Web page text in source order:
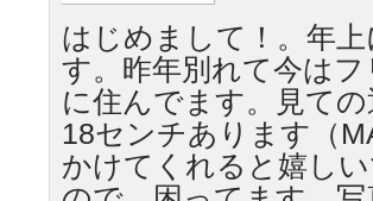
はじめまして！。年
す。昨年別れて今は
に住んでます。見て
18センチあります（
かけてくれると嬉し